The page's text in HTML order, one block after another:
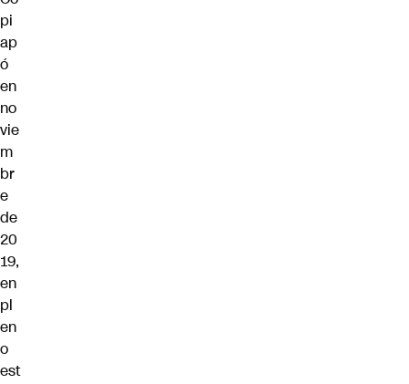
pi
ap
ó
en
no
vie
m
br
e
de
20
19,
en
pl
en
o
est